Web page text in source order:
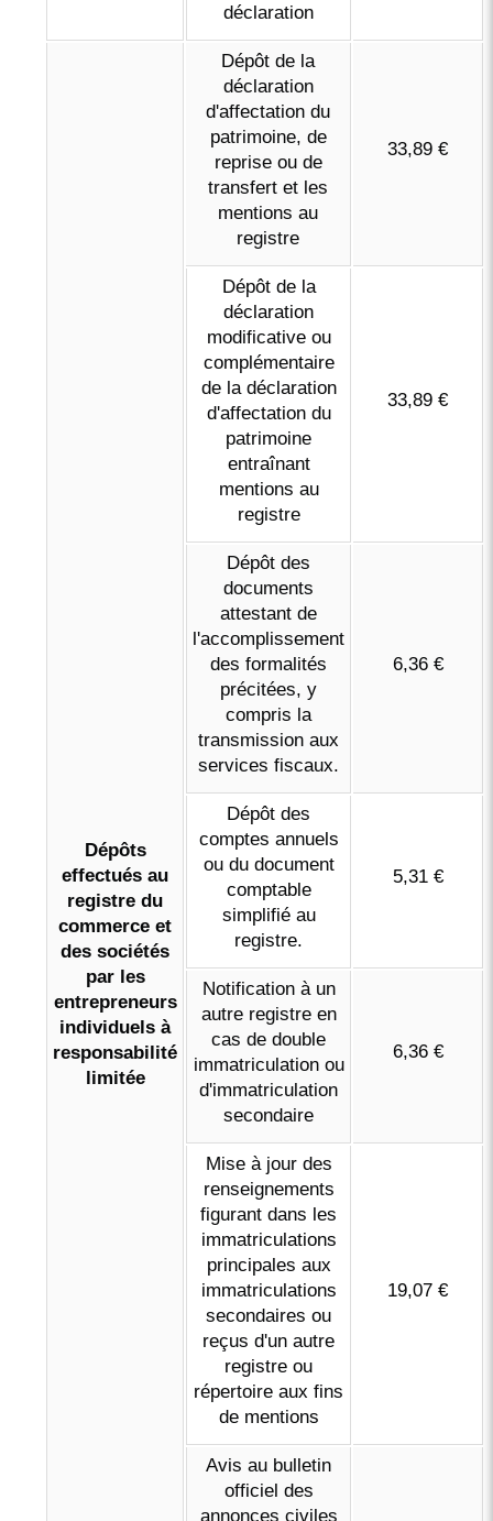
déclaration
Dépôts
effectués au
registre du
commerce et
des sociétés
par les
entrepreneurs
individuels à
responsabilité
limitée
Dépôt de la
déclaration
d'affectation du
patrimoine, de
reprise ou de
transfert et les
mentions au
registre
33,89 €
Dépôt de la
déclaration
modificative ou
complémentaire
de la déclaration
d'affectation du
patrimoine
entraînant
mentions au
registre
33,89 €
Dépôt des
documents
attestant de
l'accomplissement
des formalités
précitées, y
compris la
transmission aux
services fiscaux.
6,36 €
Dépôt des
comptes annuels
ou du document
comptable
simplifié au
registre.
5,31 €
Notification à un
autre registre en
cas de double
immatriculation ou
d'immatriculation
secondaire
6,36 €
Mise à jour des
renseignements
figurant dans les
immatriculations
principales aux
immatriculations
secondaires ou
reçus d'un autre
registre ou
répertoire aux fins
de mentions
19,07 €
Avis au bulletin
officiel des
annonces civiles